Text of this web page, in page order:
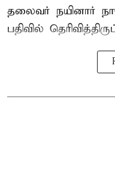
தலைவர் நயினார்
பதிவில்